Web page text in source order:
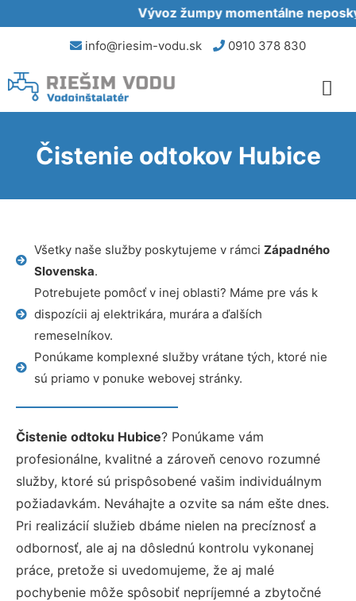
Vývoz žumpy momentálne
info@riesim-vodu.sk 0910 378 830
Čistenie odtokov Hubice
Všetky naše služby poskytujeme v rámci Západného
Slovenska.
Potrebujete pomôcť v inej oblasti? Máme pre vás k
dispozícii aj elektrikára, murára a ďalších
remeselníkov.
Ponúkame komplexné služby vrátane tých, ktoré nie
sú priamo v ponuke webovej stránky.
Čistenie odtoku Hubice? Ponúkame vám
profesionálne, kvalitné a zároveň cenovo rozumné
služby, ktoré sú prispôsobené vašim individuálnym
požiadavkám. Neváhajte a ozvite sa nám ešte dnes.
Pri realizácií služieb dbáme nielen na precíznosť a
odbornosť, ale aj na dôslednú kontrolu vykonanej
práce, pretože si uvedomujeme, že aj malé
pochybenie môže spôsobiť nepríjemné a zbytočné